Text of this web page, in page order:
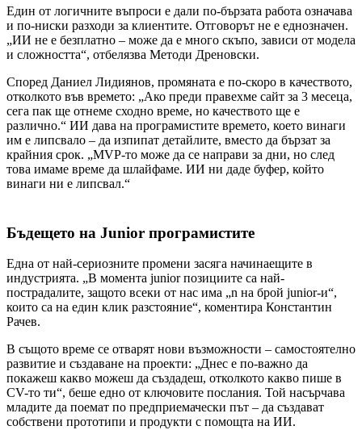
Един от логичните въпроси е дали по-бързата работа означава
и по-ниски разходи за клиентите. Отговорът не е еднозначен.
„ИИ не е безплатно – може да е много скъпо, зависи от модела
и сложността“, отбелязва Методи Дреновски.
Според Даниел Лидиянов, промяната е по-скоро в качеството,
отколкото във времето: „Ако преди правехме сайт за 3 месеца,
сега пак ще отнеме сходно време, но качеството ще е
различно.“ ИИ дава на програмистите времето, което винаги
им е липсвало – да изпипат детайлите, вместо да бързат за
крайния срок. „MVP-то може да се направи за дни, но след
това имаме време да шлайфаме. ИИ ни даде буфер, който
винаги ни е липсвал.“
Бъдещето на Junior програмистите
Една от най-сериозните промени засяга начинаещите в
индустрията. „В момента junior позициите са най-
пострадалите, защото всеки от нас има „n на брой junior-и“,
които са на един клик разстояние“, коментира Константин
Рачев.
В същото време се отварят нови възможности – самостоятелно
развитие и създаване на проекти: „Днес е по-важно да
покажеш какво можеш да създадеш, отколкото какво пише в
CV-то ти“, беше едно от ключовите послания. Той насърчава
младите да поемат по предприемачески път – да създават
собствени прототипи и продукти с помощта на ИИ.